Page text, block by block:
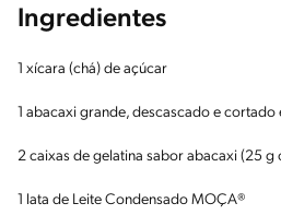
Ingredientes
1 xícara (chá) de açúcar
1 abacaxi grande, descascado e cortado
2 caixas de gelatina sabor abacaxi (25 g
1 lata de Leite Condensado MOÇA®